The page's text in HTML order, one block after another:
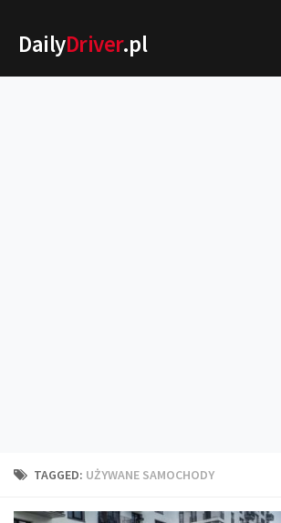
DailyDriver.pl
Technika jazdy
TAGGED: UŻYWANE SAMOCHODY